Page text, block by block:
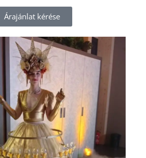
Árajánlat kérése